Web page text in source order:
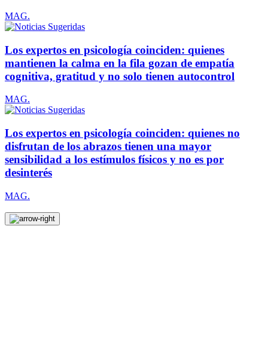
MAG.
Los expertos en psicología coinciden: quienes
mantienen la calma en la fila gozan de empatía
cognitiva, gratitud y no solo tienen autocontrol
MAG.
Los expertos en psicología coinciden: quienes no
disfrutan de los abrazos tienen una mayor
sensibilidad a los estímulos físicos y no es por
desinterés
MAG.